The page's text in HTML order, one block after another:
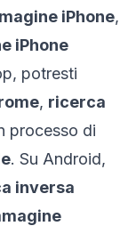
iPhone,
iPhone
potresti
, ricerca
processo di
. Su Android,
inversa